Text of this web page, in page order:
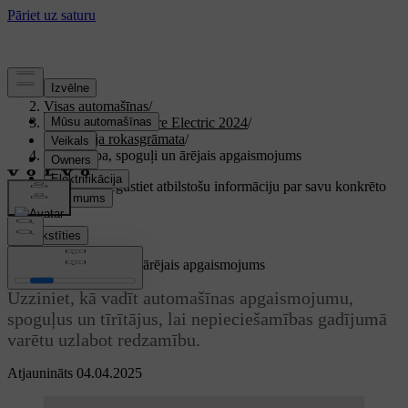
Atbalsts
Visas automašīnas/
XC40 Recharge Pure Electric 2024/
Lietotāja rokasgrāmata/
Redzamība, spoguļi un ārējais apgaismojums
Pielāgots atbalstsIegūstiet atbilstošu informāciju par savu konkrēto
automašīnu.
Pierakstīties
Atjaunināts 04.04.2025
Redzamība, spoguļi un ārējais apgaismojums
Uzziniet, kā vadīt automašīnas apgaismojumu,
spoguļus un tīrītājus, lai nepieciešamības gadījumā
varētu uzlabot redzamību.